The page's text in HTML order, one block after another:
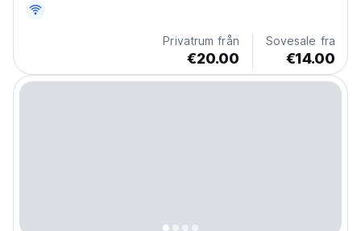
Privatrum från
€20.00
Sovesale fra
€14.00